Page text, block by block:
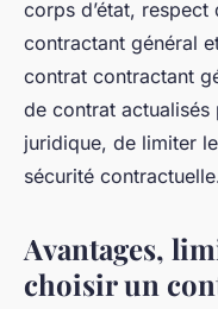
corps d’état,
contractant général
contrat contractant
de contrat
juridique, de limiter
sécurité
Avantages,
choisir un